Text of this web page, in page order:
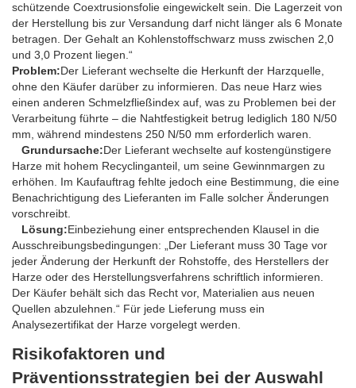
schützende Coextrusionsfolie eingewickelt sein. Die Lagerzeit von
der Herstellung bis zur Versandung darf nicht länger als 6 Monate
betragen. Der Gehalt an Kohlenstoffschwarz muss zwischen 2,0
und 3,0 Prozent liegen.“
Problem:Der Lieferant wechselte die Herkunft der Harzquelle,
ohne den Käufer darüber zu informieren. Das neue Harz wies
einen anderen Schmelzfließindex auf, was zu Problemen bei der
Verarbeitung führte – die Nahtfestigkeit betrug lediglich 180 N/50
mm, während mindestens 250 N/50 mm erforderlich waren.
Grundursache:Der Lieferant wechselte auf kostengünstigere
Harze mit hohem Recyclinganteil, um seine Gewinnmargen zu
erhöhen. Im Kaufauftrag fehlte jedoch eine Bestimmung, die eine
Benachrichtigung des Lieferanten im Falle solcher Änderungen
vorschreibt.
Lösung:Einbeziehung einer entsprechenden Klausel in die
Ausschreibungsbedingungen: „Der Lieferant muss 30 Tage vor
jeder Änderung der Herkunft der Rohstoffe, des Herstellers der
Harze oder des Herstellungsverfahrens schriftlich informieren.
Der Käufer behält sich das Recht vor, Materialien aus neuen
Quellen abzulehnen.“ Für jede Lieferung muss ein
Analysezertifikat der Harze vorgelegt werden.
Risikofaktoren und
Präventionsstrategien bei der Auswahl